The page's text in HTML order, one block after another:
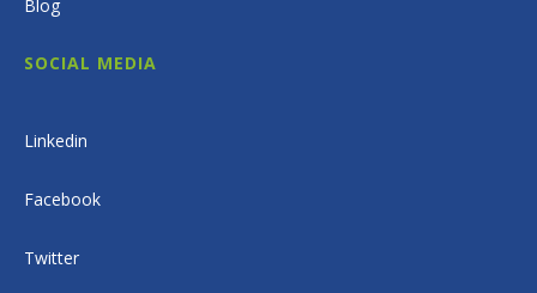
Blog
SOCIAL MEDIA
Linkedin
Facebook
Twitter